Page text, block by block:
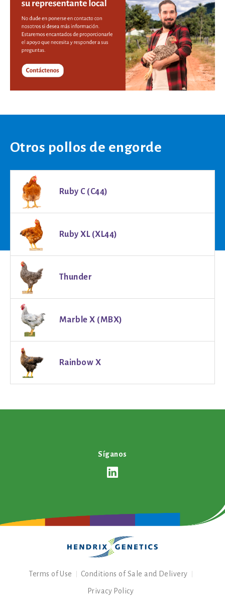
Otros pollos de engorde
Ruby C (C44)
Ruby XL (XL44)
Thunder
Marble X (MBX)
Rainbow X
Síganos
Terms of Use Conditions of Sale and Delivery
Privacy Policy